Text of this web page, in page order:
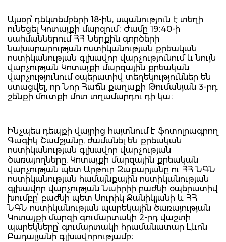
Այսօր՝ դեկտեմբերի 18-ին, սպանություն է տեղի
ունեցել Կոտայքի մարզում։ Ժամը 19։40-ի
սահմաններում ՀՀ Ներքին գործերի
նախարարության ոստիկանության քրեական
ոստիկանության գլխավոր վարչությունում և նույն
վարչության Կոտայքի մարզային քրեական
վարչությունում օպերատիվ տեղեկություններ են
ստացվել, որ Նոր Հաճն քաղաքի Թումանյան 3-րդ
շենքի մուտքի մոտ տղամարդու դի կա։
Ինչպես դեպքի վայրից հայտնում է ֆոտոլրագրող
Գագիկ Շամշյանը, ժամանել են քրեական
ոստիկանության գլխավոր վարչության
ծառայողները, Կոտայքի մարզային քրեական
վարչության պետ Արթուր Զաքարյանը ու ՀՀ ՆԳՆ
ոստիկանության համայնքային ոստիկանության
գլխավոր վարչության Նաիրիի բաժնի օպերատիվ
խումբը՝ բաժնի պետ Սուրիկ Ջանիկյանի և ՀՀ
ՆԳՆ ոստիկանության պարեկային ծառայության
Կոտայքի մարզի գումարտակի 2-րդ վաշտի
պարեկները՝ գումարտակի հրամանատար Լևոն
Բադալյանի գլխավորությամբ։